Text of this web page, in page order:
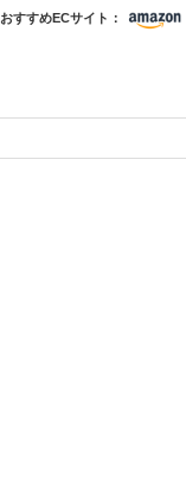
おすすめECサイト：